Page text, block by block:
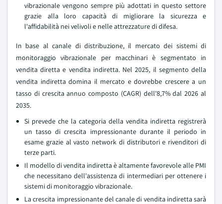
vibrazionale vengono sempre più adottati in questo settore
grazie alla loro capacità di migliorare la sicurezza e
l'affidabilità nei velivoli e nelle attrezzature di difesa.
In base al canale di distribuzione, il mercato dei sistemi di
monitoraggio vibrazionale per macchinari è segmentato in
vendita diretta e vendita indiretta. Nel 2025, il segmento della
vendita indiretta domina il mercato e dovrebbe crescere a un
tasso di crescita annuo composto (CAGR) dell'8,7% dal 2026 al
2035.
Si prevede che la categoria della vendita indiretta registrerà
un tasso di crescita impressionante durante il periodo in
esame grazie al vasto network di distributori e rivenditori di
terze parti.
Il modello di vendita indiretta è altamente favorevole alle PMI
che necessitano dell'assistenza di intermediari per ottenere i
sistemi di monitoraggio vibrazionale.
La crescita impressionante del canale di vendita indiretta sarà